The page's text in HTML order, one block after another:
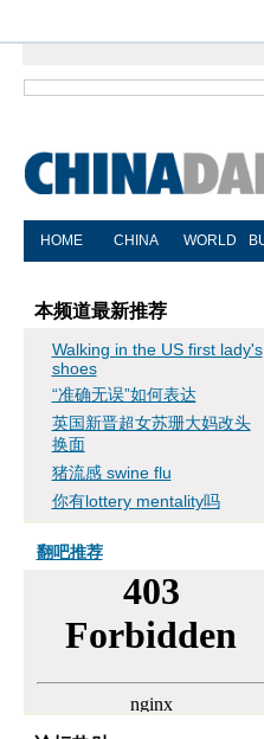
本频道最新推荐
Walking in the US first lady's
shoes
“准确无误”如何表达
英国新晋超女苏珊大妈改头
换面
猪流感 swine flu
你有lottery mentality吗
翻吧推荐